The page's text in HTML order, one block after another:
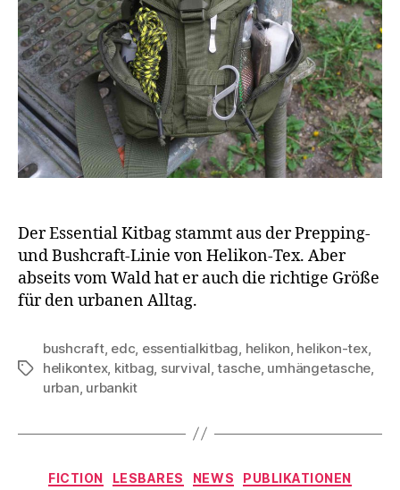
Der Essential Kitbag stammt aus der Prepping-
und Bushcraft-Linie von Helikon-Tex. Aber
abseits vom Wald hat er auch die richtige Größe
für den urbanen Alltag.
Schlagwörter
bushcraft, edc essentialkitbag helikon helikon-tex,
helikontex, kitbag survival ,tasche, umhängetasche
urban urbankit
Kategorien
FICTION LESBARES NEWS
PUBLIKATIONEN